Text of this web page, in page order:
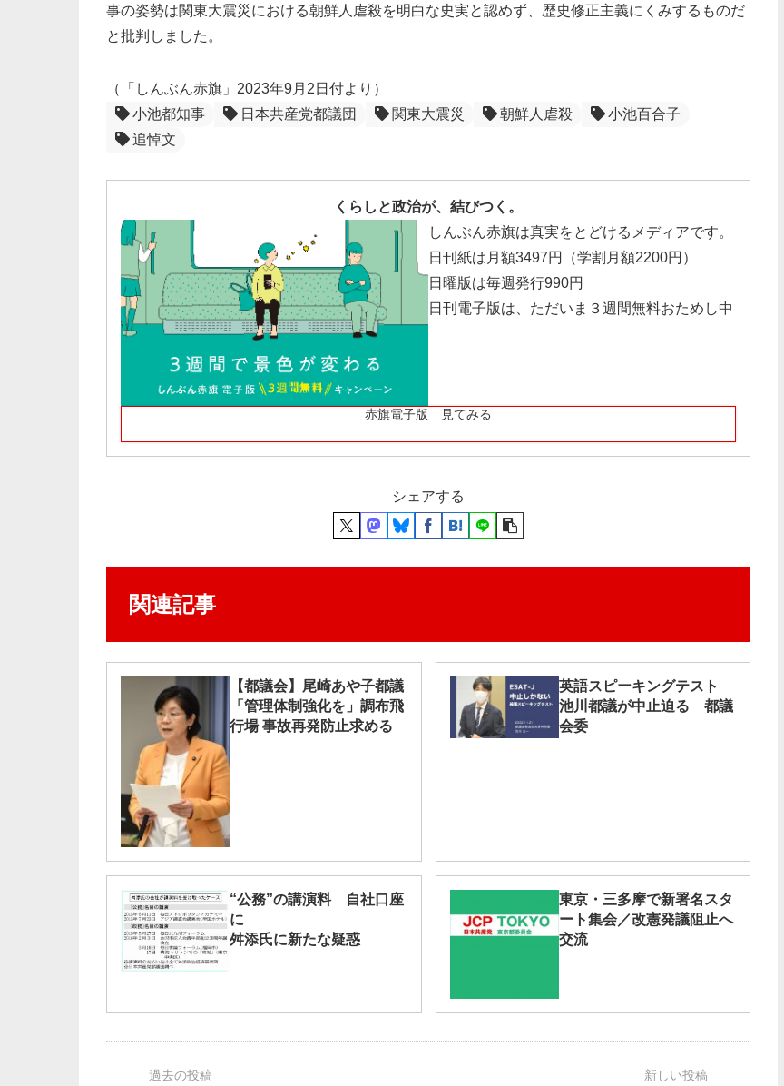
事の姿勢は関東大震災における朝鮮人虐殺を明白な史実と認めず、歴史修正主義にくみするものだ
と批判しました。
（「しんぶん赤旗」2023年9月2日付より）
小池都知事
日本共産党都議団 関東大震災 朝鮮人虐殺
小池百合子
追悼文
くらしと政治が、結びつく。
しんぶん赤旗は真実をとどけるメディアです。
日刊紙は月額3497円（学割月額2200円）
日曜版は毎週発行990円
日刊電子版は、ただいま３週間無料おためし中
赤旗電子版 見てみる
シェアする
関連記事
【都議会】尾崎あや子都議
「管理体制強化を」調布飛
行場 事故再発防止求める
英語スピーキングテスト
池川都議が中止迫る 都議
会委
“公務”の講演料 自社口座
に
舛添氏に新たな疑惑
東京・三多摩で新署名スタ
ート集会／改憲発議阻止へ
交流